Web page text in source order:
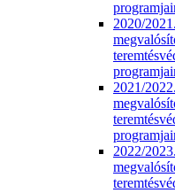
2020/
2021/
2022/